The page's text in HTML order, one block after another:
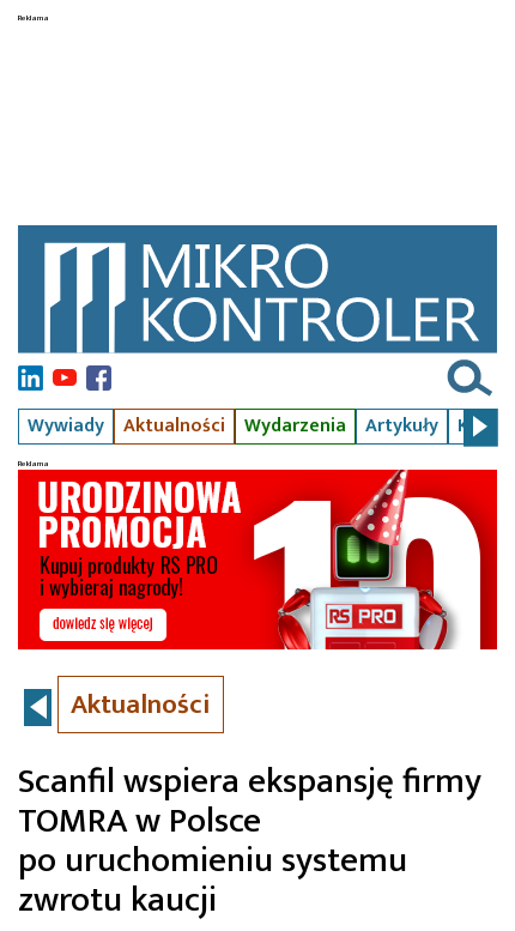
Wywiady Aktualności Wydarzenia Artykuły Kursy
Aktualności
Scanfil wspiera ekspansję firmy
TOMRA w Polsce
po uruchomieniu systemu
zwrotu kaucji